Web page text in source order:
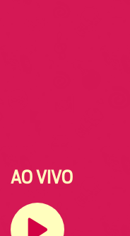
AO VIVO